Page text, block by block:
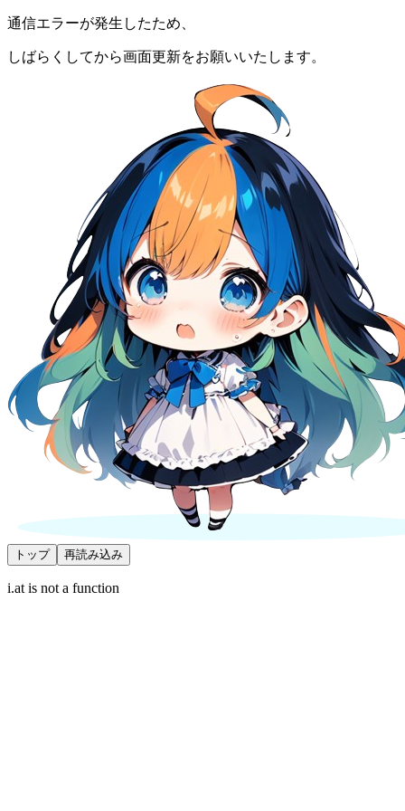
通信エラーが発生したため、
しばらくしてから画面更新をお願いいたします。
トップ 再読み込み
i.at is not a function